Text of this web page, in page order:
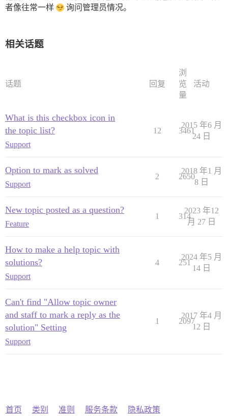
者像往常一样
询问管理员情况。
相关话题
话题 回复
浏
览
量
活动
What is this checkbox icon in
the topic list?
Support
12 3461
2015 年6 月
24 日
Option to mark as solved
Support
2 2650
2018 年1 月
8 日
New topic posted as a question?
Feature
1 314
2023 年12
月 27 日
How to make a help topic with
solutions?
Support
4 251
2024 年5 月
14 日
Can't find "Allow topic owner
and staff to mark a reply as the
solution" Setting
Support
1 2097
2017 年4 月
12 日
首页 类别 准则 服务条款 隐私政策